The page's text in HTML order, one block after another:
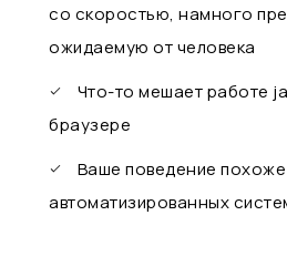
со скоростью, намного
ожидаемую от человека
Что-то мешает работе
браузере
Ваше поведение
автоматизированных